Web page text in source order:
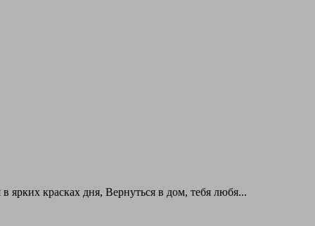
ярких красках дня, Вернуться в дом, тебя любя...